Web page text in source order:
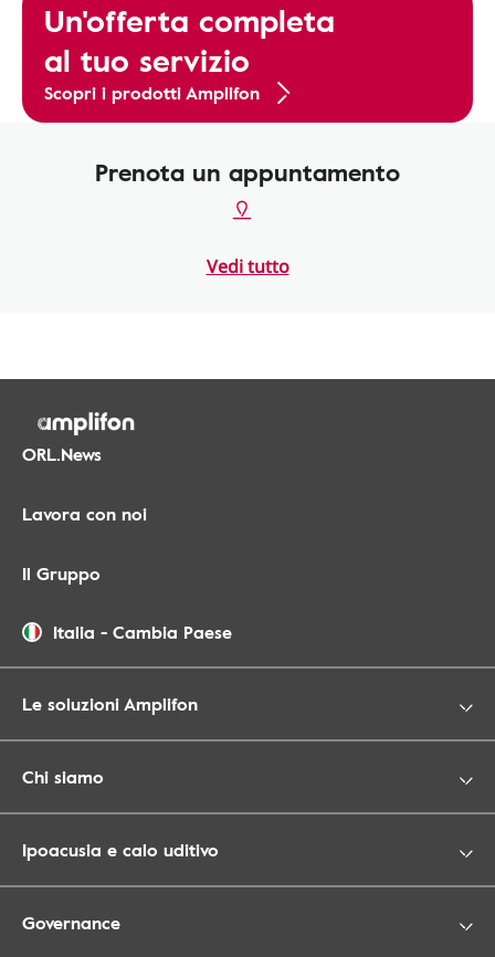
Un'offerta completa
al tuo servizio
Scopri i prodotti Amplifon
Prenota un appuntamento
Vedi tutto
ORL.News
Lavora con noi
Il Gruppo
Italia - Cambia Paese
Le soluzioni Amplifon
Chi siamo
Ipoacusia e calo uditivo
Governance